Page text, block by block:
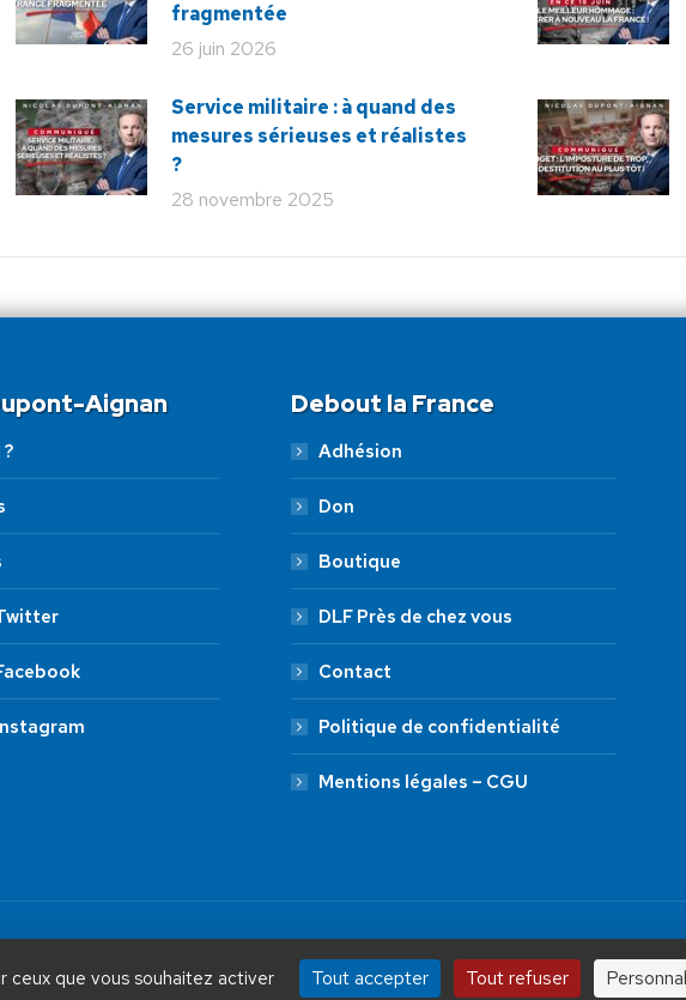
fragmentée
26 juin 2026
Service militaire : à quand des
mesures sérieuses et réalistes
?
28 novembre 2025
Aignan Debout la France
Adhésion
Don
Boutique
DLF Près de chez vous
Contact
Politique de confidentialité
Mentions légales – CGU
JE FAIS
ADHÉSION 20 € 50 € 100 €
ceux que vous souhaitez activer Tout accepter Tout refuser